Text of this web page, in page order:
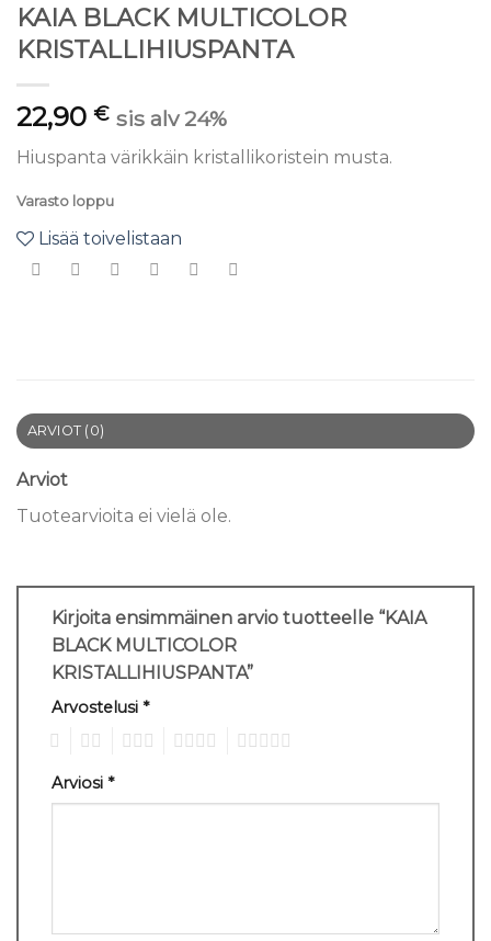
KAIA BLACK MULTICOLOR
KRISTALLIHIUSPANTA
22,90 € sis alv 24%
Hiuspanta värikkäin kristallikoristein musta.
Varasto loppu
Lisää toivelistaan
ARVIOT (0)
Arviot
Tuotearvioita ei vielä ole.
Kirjoita ensimmäinen arvio tuotteelle “KAIA
BLACK MULTICOLOR
KRISTALLIHIUSPANTA”
Arvostelusi *
Arviosi *